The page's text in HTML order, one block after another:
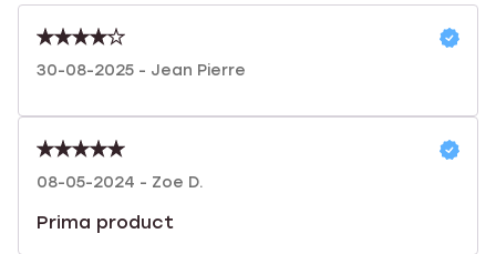
30-08-2025 - Jean Pierre
08-05-2024 - Zoe D.
Prima product